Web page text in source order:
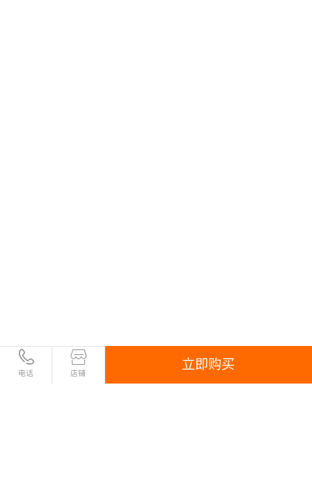
电话 店铺
立即购买